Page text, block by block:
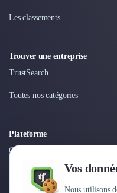
Vos
Nous utilisons
Les classements
Trouver une entreprise
TrustSearch
Toutes nos catégories
Plateforme
Connexion
Tarifs